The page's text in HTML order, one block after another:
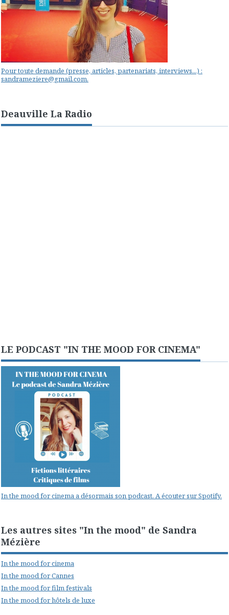
Pour toute demande (presse, articles, partenariats, interviews...) :
sandrameziere@gmail.com.
Deauville La Radio
LE PODCAST "IN THE MOOD FOR CINEMA"
In the mood for cinema a désormais son podcast. A écouter sur Spotify.
Les autres sites "In the mood" de Sandra
Mézière
In the mood for cinema
In the mood for Cannes
In the mood for film festivals
In the mood for hôtels de luxe